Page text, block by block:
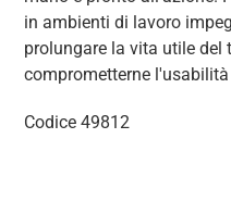
in ambienti di lavoro
prolungare la vita utile del
comprometterne
Codice 49812